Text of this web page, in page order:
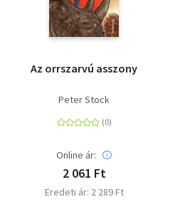
Az orrszarvú asszony
Peter Stock
Online ár:
2 061 Ft
Eredeti ár: 2 289 Ft